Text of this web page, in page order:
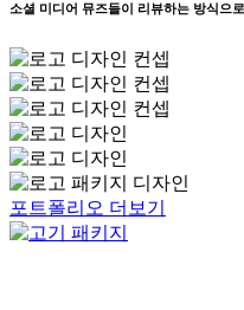
소셜 미디어 뮤즈들이 리뷰하는 방식으
포트폴리오 더보기